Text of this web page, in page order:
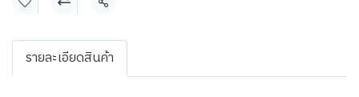
แชร์
รายละเอียดสินค้า